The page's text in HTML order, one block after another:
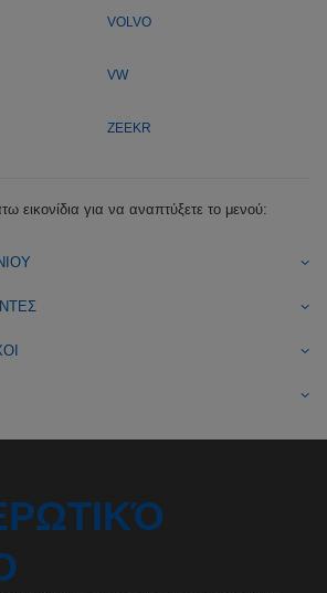
VOLVO
VW
ZEEKR
εικονίδια για να αναπτύξετε το μενού: